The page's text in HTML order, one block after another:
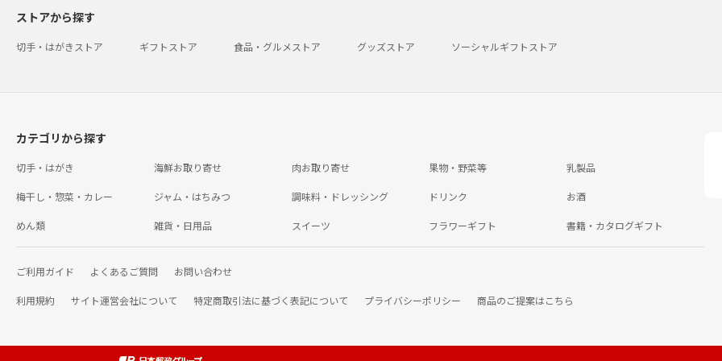
ストアから探す
切手・はがきストア ギフトストア 食品・グルメストア グッズストア ソーシャルギフトストア
カテゴリから探す
切手・はがき 海鮮お取り寄せ 肉お取り寄せ 果物・野菜等 乳製品
梅干し・惣菜・カレー ジャム・はちみつ 調味料・ドレッシング ドリンク お酒
めん類 雑貨・日用品 スイーツ フラワーギフト 書籍・カタログギフト
ご利用ガイド よくあるご質問 お問い合わせ
利用規約 サイト運営会社について 特定商取引法に基づく表記について プライバシーポリシー 商品のご提案はこちら